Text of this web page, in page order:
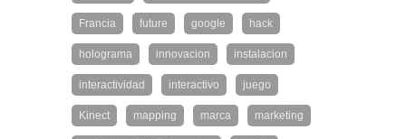
Francia future google hack
holograma innovacion instalacion
interactividad interactivo juego
Kinect mapping marca marketing